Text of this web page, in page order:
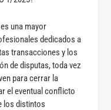
una mayor
dedicados a
transacciones y los
de disputas, toda vez
para cerrar la
el eventual conflicto
los distintos